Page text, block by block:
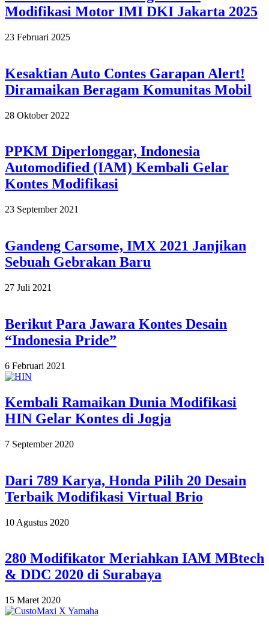
Modifikasi Motor IMI DKI Jakarta 2025
2025-
23 Februari 2025
Kesaktian Auto Contes Garapan Alert!
Diramaikan Beragam Komunitas Mobil
2022-
28 Oktober 2022
PPKM Diperlonggar, Indonesia
Automodified (IAM) Kembali Gelar
Kontes Modifikasi
2021-
23 September 2021
Gandeng Carsome, IMX 2021 Janjikan
Sebuah Gebrakan Baru
2021-
27 Juli 2021
Berikut Para Jawara Kontes Desain
“Indonesia Pride”
2021-
02-
6 Februari 2021
Kembali Ramaikan Dunia Modifikasi
HIN Gelar Kontes di Jogja
2020-
7 September 2020
Dari 789 Karya, Honda Pilih 20 Desain
Terbaik Modifikasi Virtual Brio
2020-
10 Agustus 2020
280 Modifikator Meriahkan IAM MBtech
& DDC 2020 di Surabaya
2020-
03-
15 Maret 2020